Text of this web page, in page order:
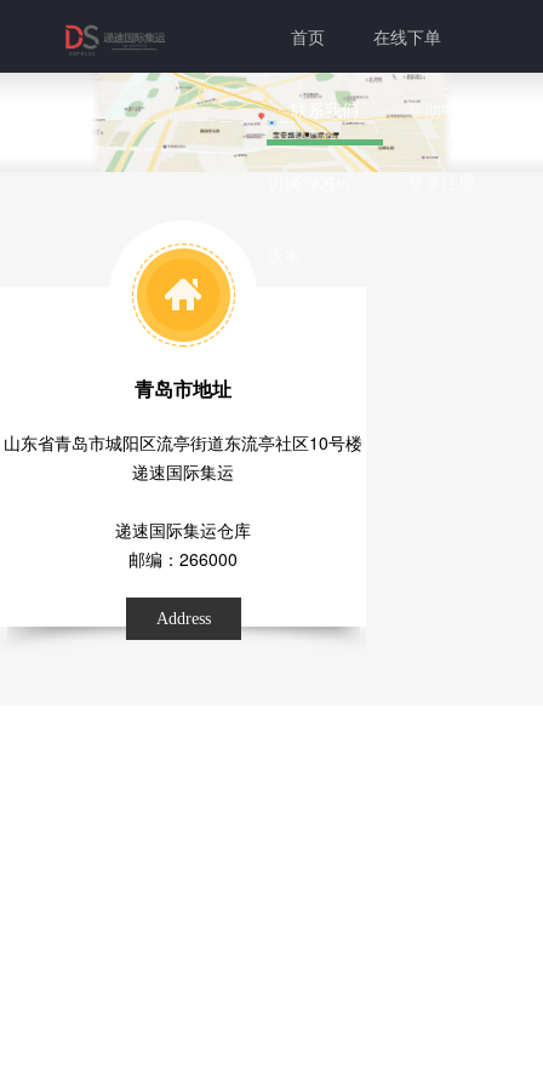
首页 在线下单
联系我们 帮助中心
青岛市地址
山东省青岛市城阳区流亭街道东流亭社区10号楼
递速国际集运
递速国际集运仓库
邮编：266000
Address